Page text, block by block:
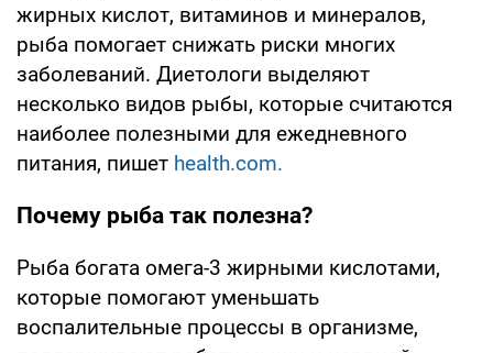
жирных кислот, витаминов и минералов,
рыба помогает снижать риски многих
заболеваний. Диетологи выделяют
несколько видов рыбы, которые считаются
наиболее полезными для ежедневного
питания, пишет health.com.
Почему рыба так полезна?
Рыба богата омега-3 жирными кислотами,
которые помогают уменьшать
воспалительные процессы в организме,